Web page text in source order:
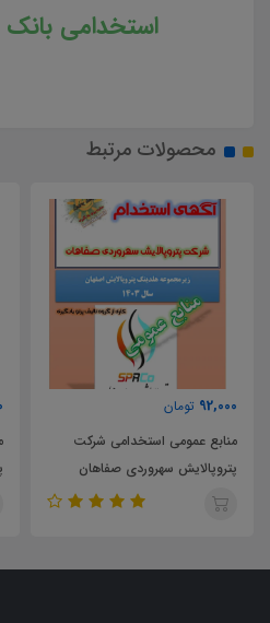
استخدامی بانک
محصولات مرتبط
111,000
منابع اختصاصی استخدامی
پتروپالایش سهروردی صفاهان